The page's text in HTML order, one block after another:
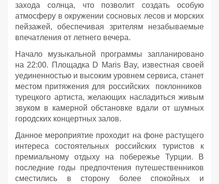
захода солнца, что позволит создать особую
атмосферу в окружении сосновых лесов и морских
пейзажей, обеспечивая зрителям незабываемые
впечатления от летнего вечера.
Начало музыкальной программы запланировано
на 22:00. Площадка D Maris Bay, известная своей
уединенностью и высоким уровнем сервиса, станет
местом притяжения для российских поклонников
турецкого артиста, желающих насладиться живым
звуком в камерной обстановке вдали от шумных
городских концертных залов.
Данное мероприятие проходит на фоне растущего
интереса состоятельных российских туристов к
премиальному отдыху на побережье Турции. В
последние годы предпочтения путешественников
сместились в сторону более спокойных и